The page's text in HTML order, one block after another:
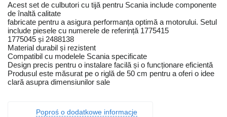
Acest set de culbutori cu tijă pentru Scania include componente
de înaltă calitate
fabricate pentru a asigura performanța optimă a motorului. Setul
include piesele cu numerele de referință 1775415
1775045 și 2488138
Material durabil și rezistent
Compatibil cu modelele Scania specificate
Design precis pentru o instalare facilă și o funcționare eficientă
Produsul este măsurat pe o riglă de 50 cm pentru a oferi o idee
clară asupra dimensiunilor sale
Poproś o dodatkowe informacje